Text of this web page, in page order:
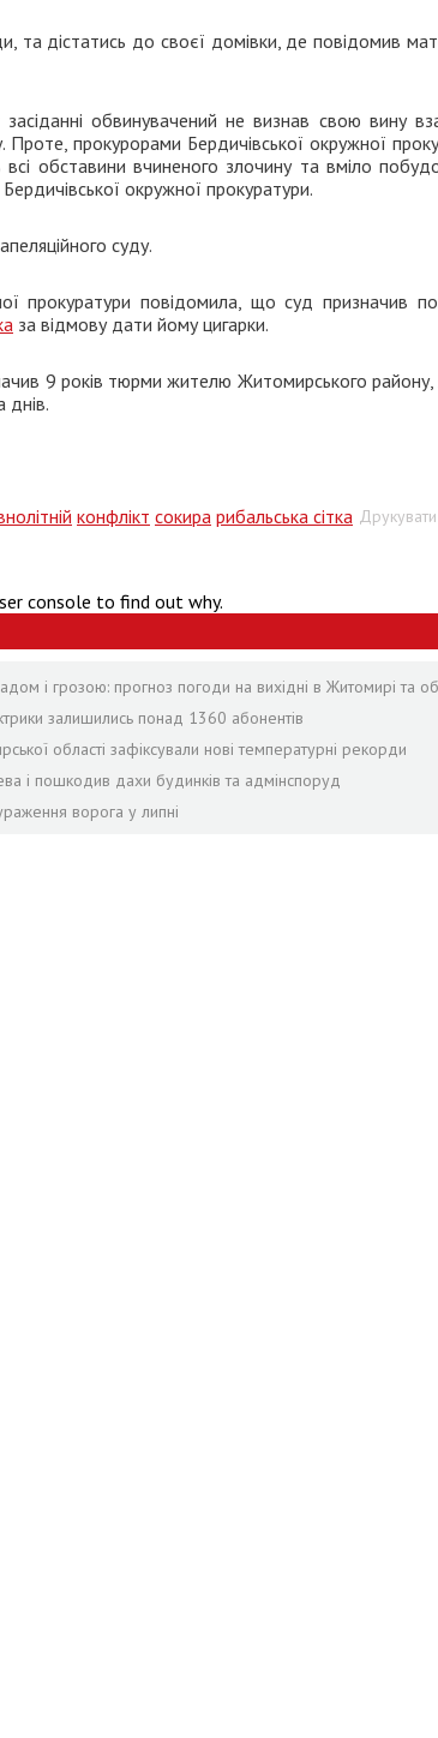
та дістатись до своєї домівки, де повідомив
обвинувачений не визнав свою вину
прокурорами Бердичівської окружної
обставини вчиненого злочину та вміло
окружної прокуратури.
суду.
прокуратури повідомила, що суд призначив
за відмову дати йому цигарки.
9 років тюрми жителю Житомирського району,
днів.
Друкувати
конфлікт сокира рибальська сітка
console to find out why.
і грозою: прогноз погоди на вихідні в Житомирі та
залишились понад 1360 абонентів
області зафіксували нові температурні рекорди
і пошкодив дахи будинків та адмінспоруд
ворога у липні